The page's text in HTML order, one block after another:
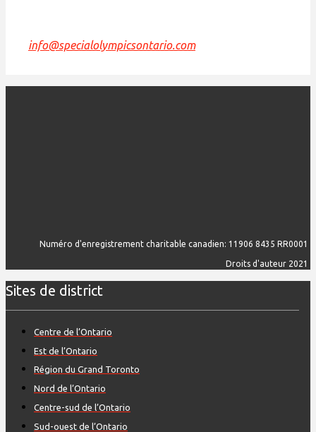
info@specialolympicsontario.com.
Numéro d'enregistrement charitable canadien: 11906 8435 RR0001
Droits d'auteur 2021
Sites de district
Centre de l’Ontario
Est de l’Ontario
Région du Grand Toronto
Nord de l’Ontario
Centre-sud de l’Ontario
Sud-ouest de l’Ontario